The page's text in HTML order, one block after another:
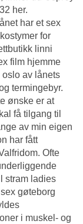
her.
har et sex
for
linni
film hjemme
oslo av lånets
termingebyr.
ønske er at
få tilgang til
av min eigen
har fått
Ofte
stram ladies
gøteborg
i muskel- og